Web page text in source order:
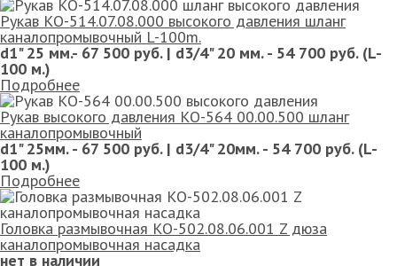
Рукав КО-514.07.08.000 высокого давления шланг
каналопромывочный L-100m.
d1" 25 мм.- 67 500 руб. | d3/4" 20 мм. - 54 700 руб. (L-
100 м.)
Подробнее
Рукав высокого давления КО-564 00.00.500 шланг
каналопромывочный
d1" 25мм. - 67 500 руб. | d3/4" 20мм. - 54 700 руб. (L-
100 м.)
Подробнее
Головка размывочная КО-502.08.06.001 Z дюза
каналопромывочная насадка
нет в наличии